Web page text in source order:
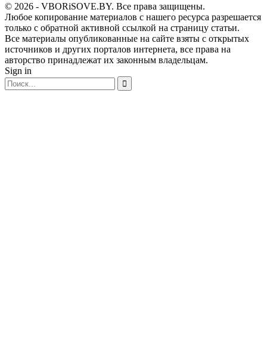
© 2026 - VBORiSOVE.BY. Все права защищены.
Любое копирование материалов с нашего ресурса разрешается
только с обратной активной ссылкой на страницу статьи.
Все материалы опубликованные на сайте взяты с открытых
источников и других порталов интернета, все права на
авторство принадлежат их законным владельцам.
Sign in